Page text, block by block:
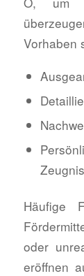
Vorhaben
Häufige
oder
eröffnen